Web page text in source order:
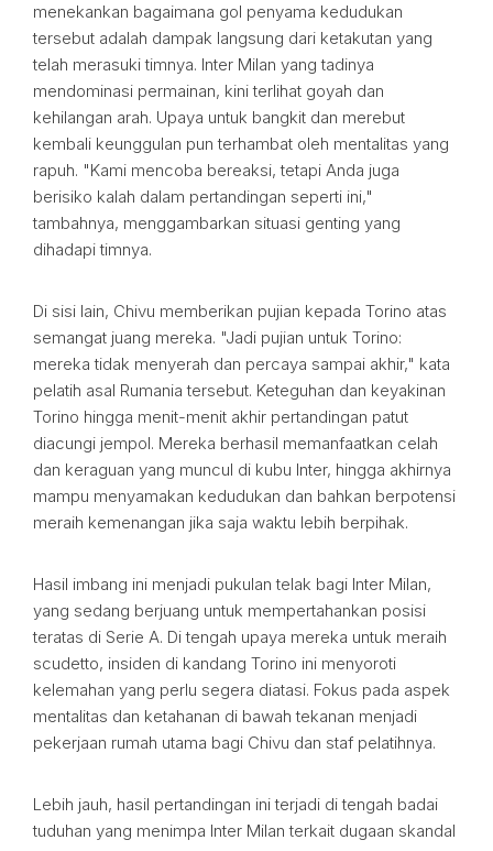
menekankan bagaimana gol penyama kedudukan
tersebut adalah dampak langsung dari ketakutan yang
telah merasuki timnya. Inter Milan yang tadinya
mendominasi permainan, kini terlihat goyah dan
kehilangan arah. Upaya untuk bangkit dan merebut
kembali keunggulan pun terhambat oleh mentalitas yang
rapuh. "Kami mencoba bereaksi, tetapi Anda juga
berisiko kalah dalam pertandingan seperti ini,"
tambahnya, menggambarkan situasi genting yang
dihadapi timnya.
Di sisi lain, Chivu memberikan pujian kepada Torino atas
semangat juang mereka. "Jadi pujian untuk Torino:
mereka tidak menyerah dan percaya sampai akhir," kata
pelatih asal Rumania tersebut. Keteguhan dan keyakinan
Torino hingga menit-menit akhir pertandingan patut
diacungi jempol. Mereka berhasil memanfaatkan celah
dan keraguan yang muncul di kubu Inter, hingga akhirnya
mampu menyamakan kedudukan dan bahkan berpotensi
meraih kemenangan jika saja waktu lebih berpihak.
Hasil imbang ini menjadi pukulan telak bagi Inter Milan,
yang sedang berjuang untuk mempertahankan posisi
teratas di Serie A. Di tengah upaya mereka untuk meraih
scudetto, insiden di kandang Torino ini menyoroti
kelemahan yang perlu segera diatasi. Fokus pada aspek
mentalitas dan ketahanan di bawah tekanan menjadi
pekerjaan rumah utama bagi Chivu dan staf pelatihnya.
Lebih jauh, hasil pertandingan ini terjadi di tengah badai
tuduhan yang menimpa Inter Milan terkait dugaan skandal